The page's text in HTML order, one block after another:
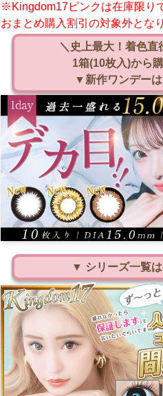
※Kingdom17ピンクは在庫限り
おまとめ購入割引の対象外とな
＼史上最大！着色直
1箱(10枚入)から
▼新作ワンデー
▼ シリーズ一覧